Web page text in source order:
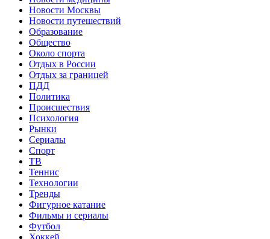
Новости Москвы
Новости путешествий
Образование
Общество
Около спорта
Отдых в России
Отдых за границей
ПДД
Политика
Происшествия
Психология
Рынки
Сериалы
Спорт
ТВ
Теннис
Технологии
Тренды
Фигурное катание
Фильмы и сериалы
Футбол
Хоккей